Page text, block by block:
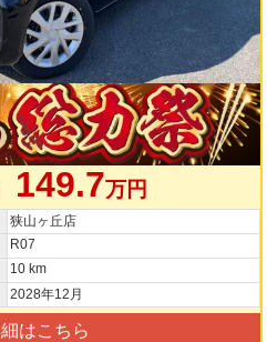
149.7万円
狭山ヶ丘店
R07
10 km
2028年12月
はこちら